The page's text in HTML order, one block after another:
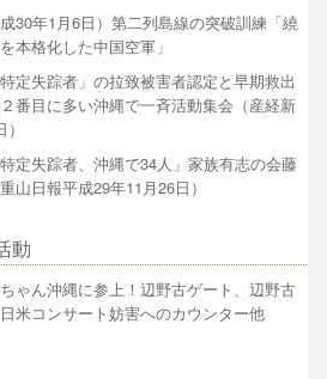
30年1月6日）第二列島線の突破訓練「繞
本格化した中国空軍」
定失踪者」の拉致被害者認定と早期救出
番目に多い沖縄で一斉活動集会（産経新
定失踪者、沖縄で34人」家族有志の会藤
山日報平成29年11月26日）
動
ゃん沖縄に参上！辺野古ゲート、辺野古
米コンサート妨害へのカウンター他